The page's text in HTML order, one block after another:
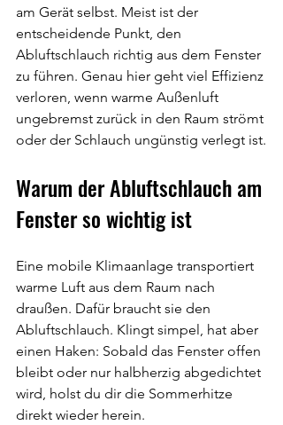
am Gerät selbst. Meist ist der
entscheidende Punkt, den
Abluftschlauch richtig aus dem Fenster
zu führen. Genau hier geht viel Effizienz
verloren, wenn warme Außenluft
ungebremst zurück in den Raum strömt
oder der Schlauch ungünstig verlegt ist.
Warum der Abluftschlauch am
Fenster so wichtig ist
Eine mobile Klimaanlage transportiert
warme Luft aus dem Raum nach
draußen. Dafür braucht sie den
Abluftschlauch. Klingt simpel, hat aber
einen Haken: Sobald das Fenster offen
bleibt oder nur halbherzig abgedichtet
wird, holst du dir die Sommerhitze
direkt wieder herein.